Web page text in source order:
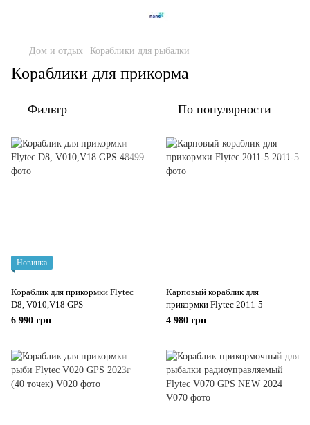
Дом и отдых Кораблики для рыбалки
Кораблики для прикорма
Фильтр По популярности
Новинка
Кораблик для прикормки Flytec
D8, V010,V18 GPS
6 990 грн
Карповый кораблик для
прикормки Flytec 2011-5
4 980 грн